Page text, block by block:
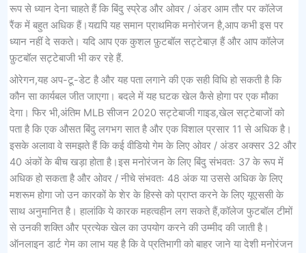
रूप से ध्यान देना चाहते हैं कि बिंदु स्प्रेड और ओवर / अंडर आम तौर पर कॉलेज
रैंक में बहुत अधिक हैं।यद्यपि यह समान प्राथमिक मनोरंजन है,आप कभी इस पर
ध्यान नहीं दे सकते। यदि आप एक कुशल फ़ुटबॉल सट्टेबाज़ हैं और आप कॉलेज
फ़ुटबॉल सट्टेबाजी भी कर रहे हैं.
ओरेगन,यह अप-टू-डेट है और यह पता लगाने की एक सही विधि हो सकती है कि
कौन सा कार्यबल जीत जाएगा। बदले में यह घटक खेल कैसे होगा पर एक मौका
देगा। फिर भी,अंतिम MLB सीजन 2020 सट्टेबाजी गाइड,खेल सट्टेबाजों को
पता है कि एक औसत बिंदु लगभग सात है और एक विशाल प्रसार 11 से अधिक है।
इसके अलावा वे समझते हैं कि कई वीडियो गेम के लिए ओवर / अंडर अक्सर 32 और
40 अंकों के बीच खड़ा होता है।इस मनोरंजन के लिए बिंदु संभवतः 37 के रूप में
अधिक हो सकता है और ओवर / नीचे संभवतः 48 अंक या उससे अधिक के लिए
मशरूम होगा जो उन कारकों के शेर के हिस्से को प्राप्त करने के लिए यूएससी के
साथ अनुमानित है। हालांकि ये कारक महत्वहीन लग सकते हैं,कॉलेज फुटबॉल टीमों
से उनकी शक्ति और प्रत्येक खेल का उपयोग करने की उम्मीद की जाती है।
ऑनलाइन डार्ट गेम का लाभ यह है कि वे प्रतिभागी को बाहर जाने या देशी मनोरंजन